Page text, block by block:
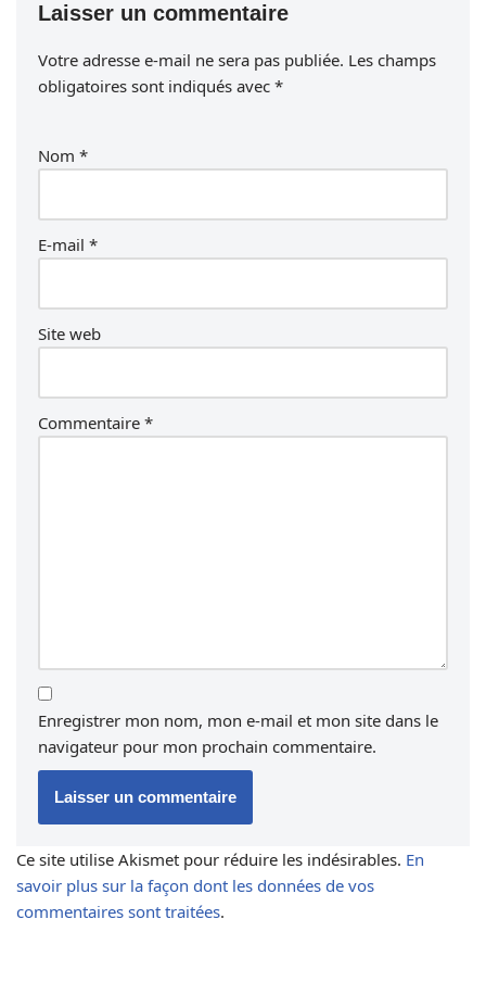
Laisser un commentaire
Votre adresse e-mail ne sera pas publiée. Les champs
obligatoires sont indiqués avec *
Nom *
E-mail *
Site web
Commentaire *
Enregistrer mon nom, mon e-mail et mon site dans le
navigateur pour mon prochain commentaire.
Ce site utilise Akismet pour réduire les indésirables. En
savoir plus sur la façon dont les données de vos
commentaires sont traitées.